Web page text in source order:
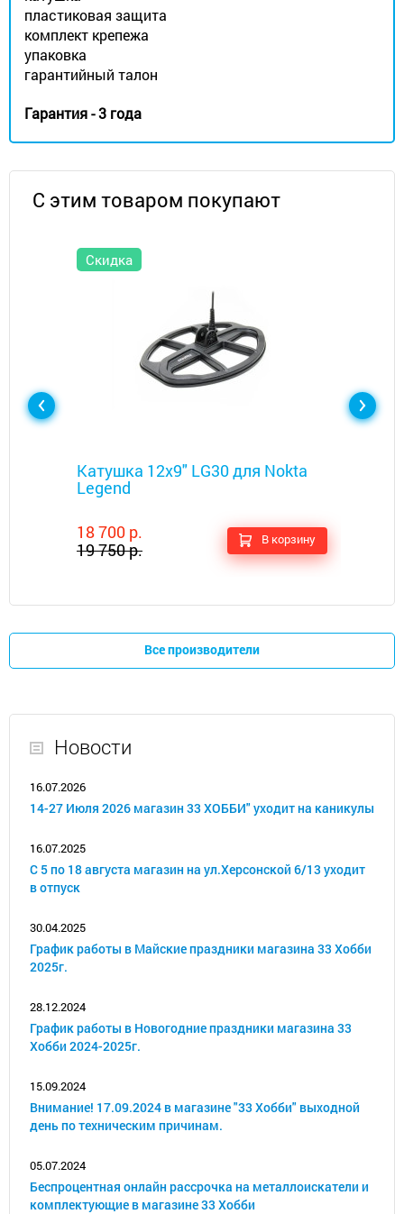
пластиковая защита
комплект крепежа
упаковка
гарантийный талон
Гарантия - 3 года
С этим товаром покупают
Скидка
Катушка 12x9" LG30 для Nokta
Legend
18 700 р.
19 750 р.
В корзину
Все производители
Новости
16.07.2026
14-27 Июля 2026 магазин 33 ХОББИ" уходит на каникулы
16.07.2025
С 5 по 18 августа магазин на ул.Херсонской 6/13 уходит
в отпуск
30.04.2025
График работы в Майские праздники магазина 33 Хобби
2025г.
28.12.2024
График работы в Новогодние праздники магазина 33
Хобби 2024-2025г.
15.09.2024
Внимание! 17.09.2024 в магазине "33 Хобби" выходной
день по техническим причинам.
05.07.2024
Беспроцентная онлайн рассрочка на металлоискатели и
комплектующие в магазине 33 Хобби